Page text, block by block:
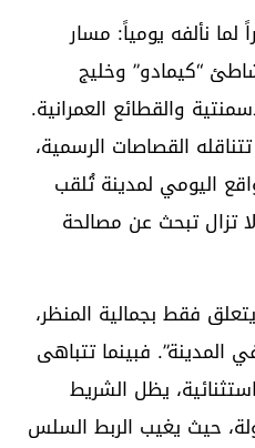
نألفه يومياً: مسار
“كيمادو” وخليج
والقطائع العمرانية.
القصاصات الرسمية،
اليومي لمدينة تُلقب
تزال تبحث عن مصالحة
فقط بجمالية المنظر،
فبينما تتباهى
يظل الشريط
حيث يغيب الربط السلس